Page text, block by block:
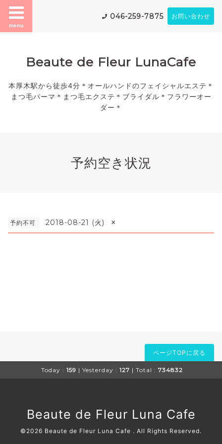
menu
046-259-7875 お問い合わせ
Beaute de Fleur LunaCafe
本厚木駅から徒歩4分＊オールハンドのフェイシャルエステ＊
まつ毛パーマ＊まつ毛エクステ＊ブライダル＊フラワーオー
ダー＊
予約空き状況
予約不可 2018-08-21 (火) ×
ページTOPに戻る
Today : 159 | Yesterday : 127 | Total : 734832
Beaute de Fleur Luna Cafe
©2026 Beaute de Fleur Luna Cafe . All Rights Reserved.